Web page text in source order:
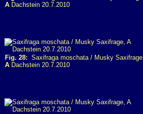
A Dachstein 20.7.2010
Fig. 28: Saxifraga moschata / Musky Saxifrage
A Dachstein 20.7.2010